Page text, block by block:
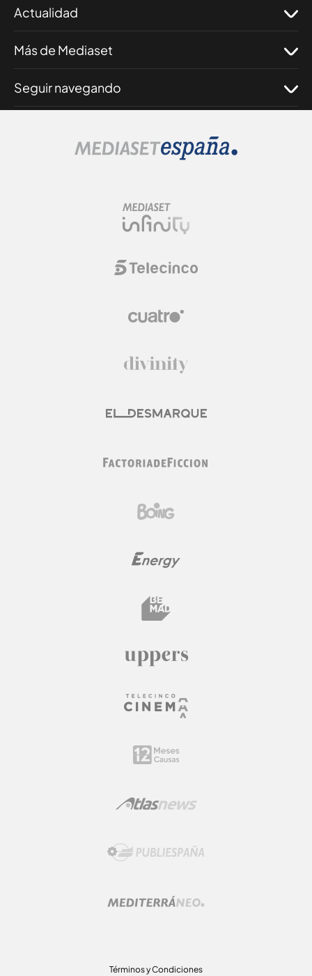
Actualidad
Más de Mediaset
Seguir navegando
Términos y Condiciones